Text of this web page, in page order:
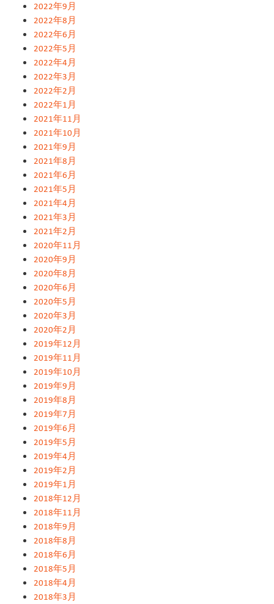
2022年9月
2022年8月
2022年6月
2022年5月
2022年4月
2022年3月
2022年2月
2022年1月
2021年11月
2021年10月
2021年9月
2021年8月
2021年6月
2021年5月
2021年4月
2021年3月
2021年2月
2020年11月
2020年9月
2020年8月
2020年6月
2020年5月
2020年3月
2020年2月
2019年12月
2019年11月
2019年10月
2019年9月
2019年8月
2019年7月
2019年6月
2019年5月
2019年4月
2019年2月
2019年1月
2018年12月
2018年11月
2018年9月
2018年8月
2018年6月
2018年5月
2018年4月
2018年3月